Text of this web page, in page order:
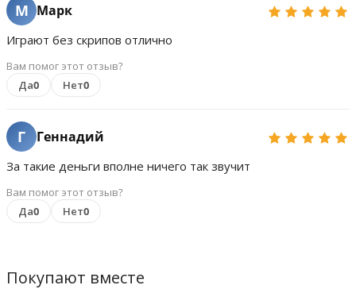
М Марк
Играют без скрипов отлично
Вам помог этот отзыв?
Да0 Нет0
Г Геннадий
За такие деньги вполне ничего так звучит
Вам помог этот отзыв?
Да0 Нет0
Покупают вместе